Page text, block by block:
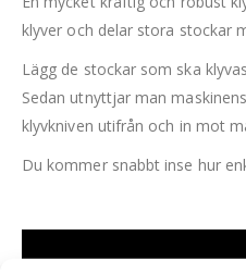
klyver och delar stora stockar
Lägg de stockar som ska
Sedan utnyttjar man
klyvkniven utifrån och in mot
Du kommer snabbt inse hur